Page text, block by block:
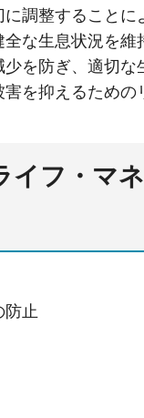
調整すること
な生息状況を維
を防ぎ、適切な
を抑えるための
イフ・マ
防止